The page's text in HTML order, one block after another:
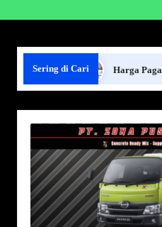
Sering di Cari
Beton Harga Pagar